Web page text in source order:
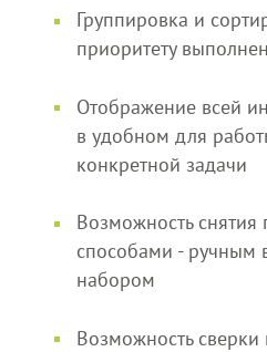
Группировка и
приоритету
Отображение всей
в удобном для
конкретной задачи
Возможность снятия
способами - ручным
набором
Возможность сверки